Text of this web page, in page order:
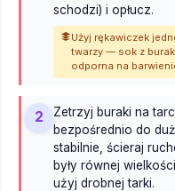
schodzi) i opłucz.
Użyj rękawiczek
twarzy — sok z
odporna na
2
Zetrzyj buraki na
bezpośrednio do
stabilnie, ścieraj
były równej
użyj drobnej tarki.